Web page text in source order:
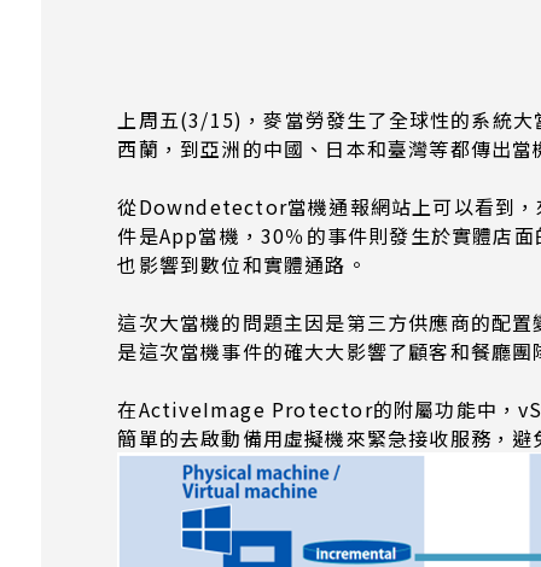
上周五(3/15)，麥當勞發生了全球性的系統
西蘭，到亞洲的中國、日本和臺灣等都傳出
從Downdetector當機通報網站上可以看到，
件是App當機，30％的事件則發生於實體店
也影響到數位和實體通路。
這次大當機的問題主因是第三方供應商的配
是這次當機事件的確大大影響了顧客和餐廳團
在ActiveImage Protector的附屬功能中，
簡單的去啟動備用虛擬機來緊急接收服務，